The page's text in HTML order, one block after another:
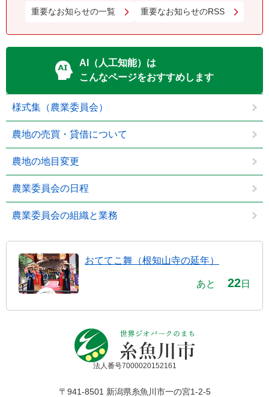
重要なお知らせの一覧 重要なお知らせのRSS
AI（人工知能）は
こんなページをおすすめします
様式集（農業委員会）
農地の売買・貸借について
農地の地目変更
農業委員会の日程
農業委員会の組織と業務
おててこ舞（根知山寺の延年）
あと 22日
法人番号7000020152161
〒941-8501 新潟県糸魚川市一の宮1-2-5